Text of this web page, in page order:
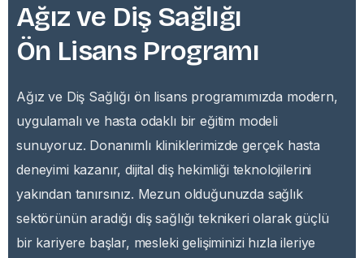
Ağız ve Diş Sağlığı
Ön Lisans Programı
Ağız ve Diş Sağlığı ön lisans programımızda modern,
uygulamalı ve hasta odaklı bir eğitim modeli
sunuyoruz. Donanımlı kliniklerimizde gerçek hasta
deneyimi kazanır, dijital diş hekimliği teknolojilerini
yakından tanırsınız. Mezun olduğunuzda sağlık
sektörünün aradığı diş sağlığı teknikeri olarak güçlü
bir kariyere başlar, mesleki gelişiminizi hızla ileriye